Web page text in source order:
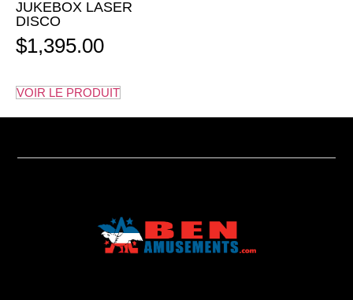
JUKEBOX LASER
DISCO
$1,395.00
VOIR LE PRODUIT